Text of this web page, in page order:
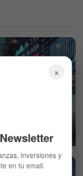
turismo y
×
inversiones y
en tu email.